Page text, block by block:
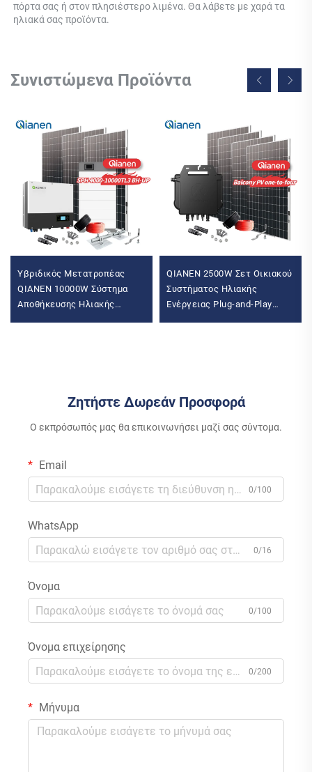
πόρτα σας ή στον πλησιέστερο λιμένα. Θα λάβετε με χαρά τα
ηλιακά σας προϊόντα.
Συνιστώμενα Προϊόντα
Υβριδικός Μετατροπέας
QIANEN 10000W Σύστημα
Αποθήκευσης Ηλιακής
QIANEN 2500W Σετ Οικιακού
Συστήματος Ηλιακής
Ενέργειας Plug-and-Play
Ζητήστε Δωρεάν Προσφορά
Ο εκπρόσωπός μας θα επικοινωνήσει μαζί σας σύντομα.
Email
0/100
WhatsApp
0/16
Όνομα
0/100
Όνομα επιχείρησης
0/200
Μήνυμα